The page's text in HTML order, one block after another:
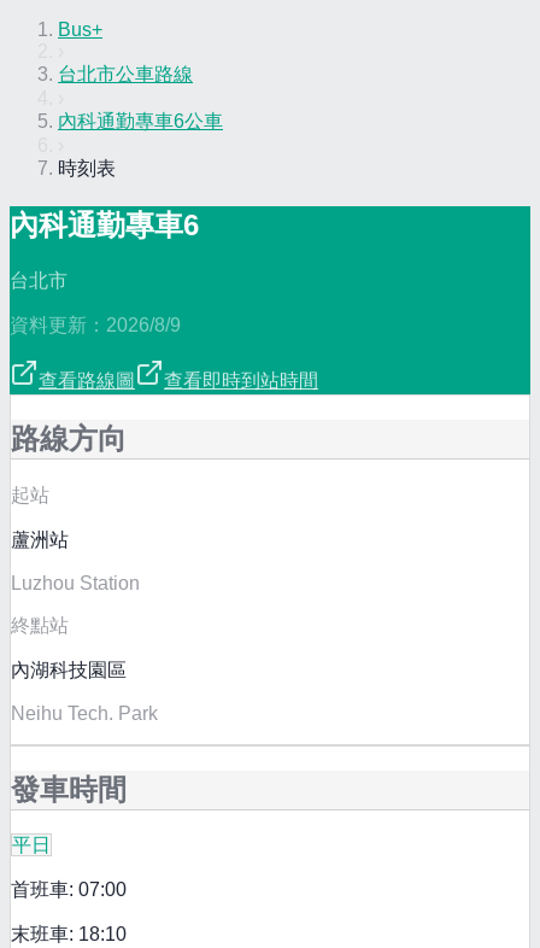
Bus+
台北市公車路線
內科通勤專車6公車
時刻表
內科通勤專車6
台北市
資料更新： 2026/8/9
查看路線圖 查看即時到站時間
路線方向
起站
蘆洲站
Luzhou Station
終點站
內湖科技園區
Neihu Tech. Park
發車時間
平日
首班車: 07:00
末班車: 18:10